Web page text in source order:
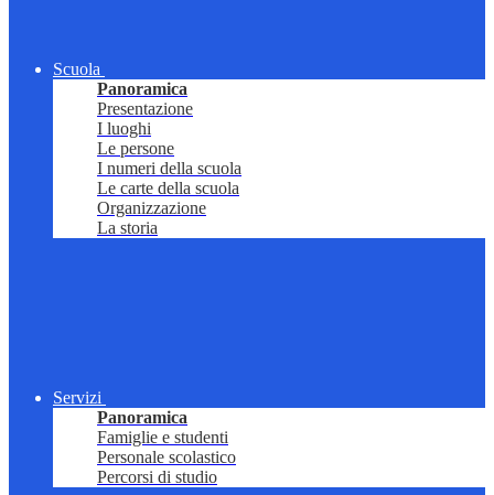
Scuola
Panoramica
Presentazione
I luoghi
Le persone
I numeri della scuola
Le carte della scuola
Organizzazione
La storia
Servizi
Panoramica
Famiglie e studenti
Personale scolastico
Percorsi di studio